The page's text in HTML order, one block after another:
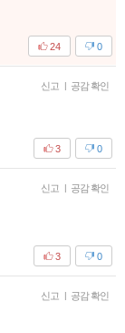
0
24
신고 | 공감 확인
0
3
신고 | 공감 확인
0
3
신고 | 공감 확인